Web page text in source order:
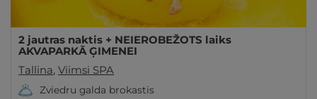
2 jautras naktis + NEIEROBEŽOTS laiks
AKVAPARKĀ ĢIMENEI
Tallina, Viimsi SPA
Zviedru galda brokastis